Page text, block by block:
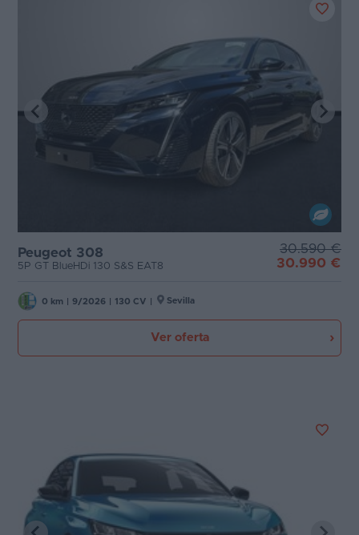
Peugeot 308
5P GT BlueHDi 130 S&S EAT8
30.590 €
30.990 €
0 km 9/2026 130 CV Sevilla
Ver oferta